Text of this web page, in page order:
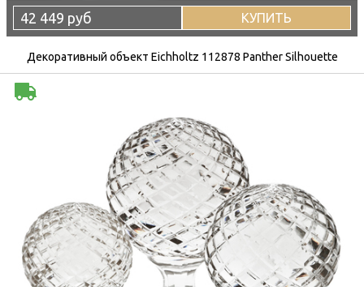
42 449 руб КУПИТЬ
Декоративный объект Eichholtz 112878 Panther Silhouette